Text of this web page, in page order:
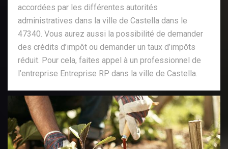
accordées par les différentes autorités
administratives dans la ville de Castella dans le
47340. Vous aurez aussi la possibilité de demander
des crédits d’impôt ou demander un taux d’impôts
réduit. Pour cela, faites appel à un professionnel de
l’entreprise Entreprise RP dans la ville de Castella.